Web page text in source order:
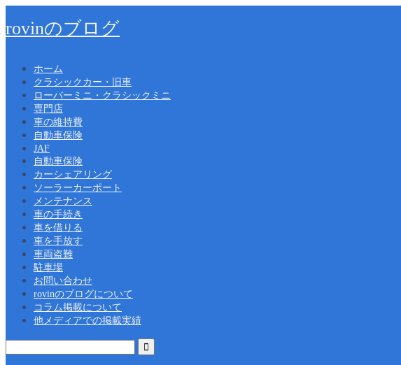
rovinのブログ
ホーム
クラシックカー・旧車
ローバーミニ・クラシックミニ
専門店
車の維持費
自動車保険
JAF
自動車保険
カーシェアリング
ソーラーカーポート
メンテナンス
車の手続き
車を借りる
車を手放す
車両盗難
駐車場
お問い合わせ
rovinのブログについて
コラム掲載について
他メディアでの掲載実績